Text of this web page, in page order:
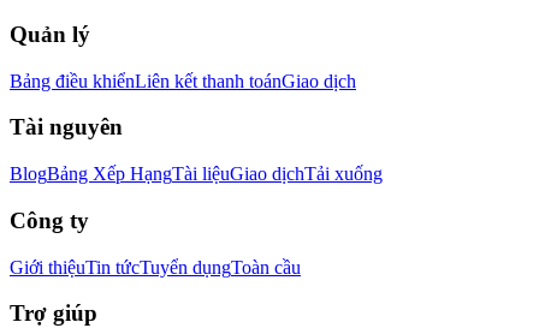
Quản lý
Bảng điều khiểnLiên kết thanh toánGiao dịch
Tài nguyên
BlogBảng Xếp HạngTài liệuGiao dịchTải xuống
Công ty
Giới thiệuTin tứcTuyển dụngToàn cầu
Trợ giúp